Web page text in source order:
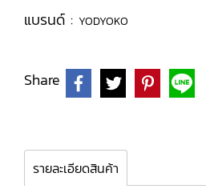
แบรนด์ : YODYOKO
Share
รายละเอียดสินค้า